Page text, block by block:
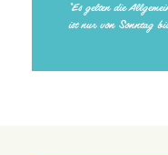
*Es gelten die
ist nur von Sonntag